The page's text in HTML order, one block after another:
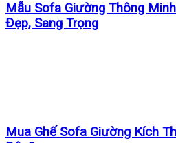
Mẫu Sofa Giường Thông
Đẹp, Sang Trọng
Mua Ghế Sofa Giường Kích